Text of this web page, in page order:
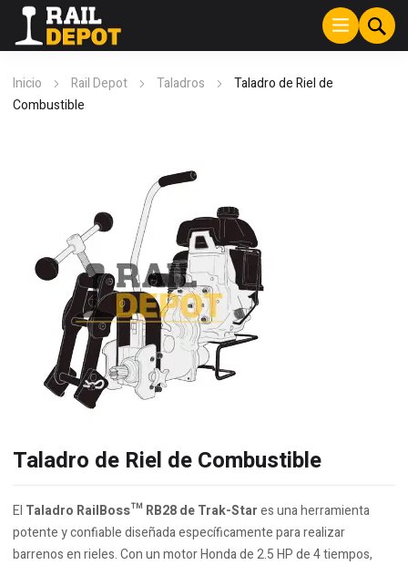
Inicio Rail Depot Taladros
Taladro de Riel de
Combustible
Taladro de Riel de Combustible
El Taladro RailBoss™ RB28 de Trak-Stares una herramienta
potente y confiable diseñada específicamente para realizar
barrenos en rieles. Con un motor Honda de 2.5 HP de 4 tiempos,